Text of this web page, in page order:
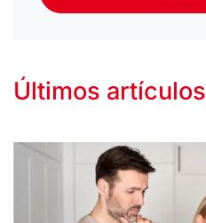
Últimos artículos